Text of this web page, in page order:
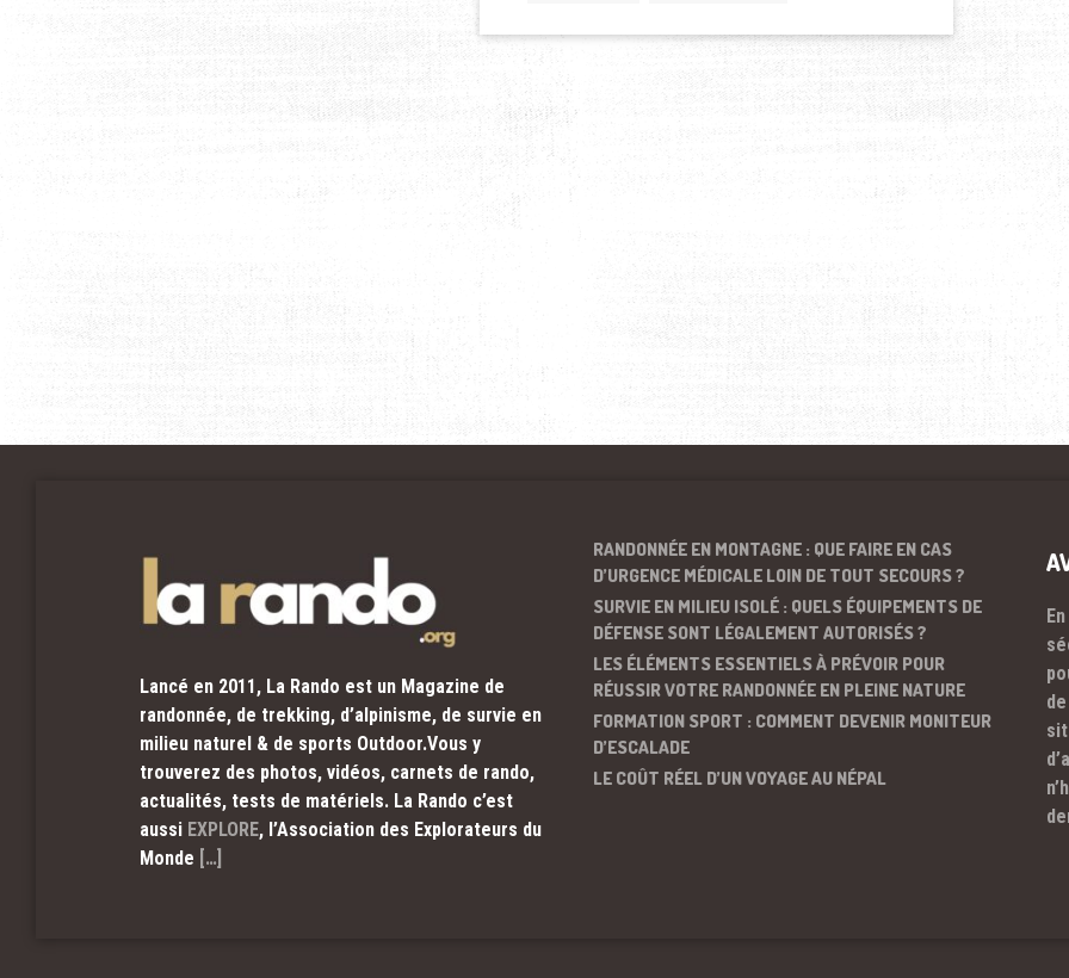
Lancé en 2011, La Rando est un Magazine de
randonnée, de trekking, d’alpinisme, de survie en
milieu naturel & de sports Outdoor.Vous y
trouverez des photos, vidéos, carnets de rando,
actualités, tests de matériels. La Rando c’est
aussi EXPLORE, l’Association des Explorateurs du
Monde […]
RANDONNÉE EN MONTAGNE : QUE FAIRE EN CAS
D’URGENCE MÉDICALE LOIN DE TOUT SECOURS ?
SURVIE EN MILIEU ISOLÉ : QUELS ÉQUIPEMENTS DE
DÉFENSE SONT LÉGALEMENT AUTORISÉS ?
LES ÉLÉMENTS ESSENTIELS À PRÉVOIR POUR
RÉUSSIR VOTRE RANDONNÉE EN PLEINE NATURE
FORMATION SPORT : COMMENT DEVENIR MONITEUR
D’ESCALADE
LE COÛT RÉEL D’UN VOYAGE AU NÉPAL